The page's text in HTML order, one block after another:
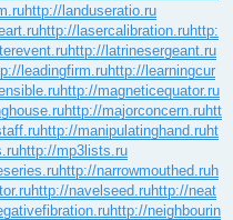
http://landuseratio.ru
http://lasercalibration.ruhttp:
http://latrinesergeant.ru
leadingfirm.ruhttp://learningcur
http://magneticequator.ru
http://majorconcern.ruhtt
http://manipulatinghand.ruht
http://mp3lists.ru
http://narrowmouthed.ruh
http://navelseed.ruhttp://neat
http://neighbourin